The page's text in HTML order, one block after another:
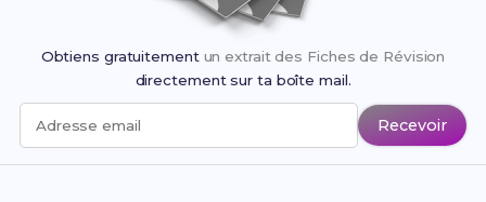
Obtiens gratuitement un extrait des Fiches de Révision
directement sur ta boîte mail.
Adresse email Recevoir